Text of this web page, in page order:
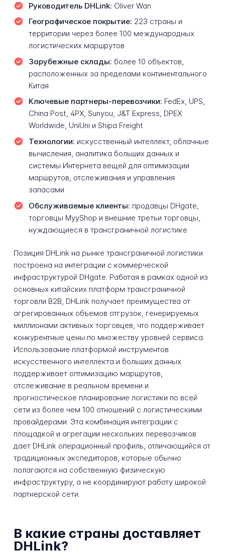
Руководитель DHLink: Oliver Wan
Географическое покрытие: 223 страны и
территории через более 100 международных
логистических маршрутов
Зарубежные склады: более 10 объектов,
расположенных за пределами континентального
Китая
Ключевые партнеры-перевозчики: FedEx, UPS,
China Post, 4PX, Sunyou, J&T Express, DPEX
Worldwide, UniUni и Shipa Freight
Технологии: искусственный интеллект, облачные
вычисления, аналитика больших данных и
системы Интернета вещей для оптимизации
маршрутов, отслеживания и управления
запасами
Обслуживаемые клиенты: продавцы DHgate,
торговцы MyyShop и внешние третьи торговцы,
нуждающиеся в трансграничной логистике
Позиция DHLink на рынке трансграничной логистики
построена на интеграции с коммерческой
инфраструктурой DHgate. Работая в рамках одной из
основных китайских платформ трансграничной
торговли B2B, DHLink получает преимущества от
агрегированных объемов отгрузок, генерируемых
миллионами активных торговцев, что поддерживает
конкурентные цены по множеству уровней сервиса.
Использование платформой инструментов
искусственного интеллекта и больших данных
поддерживает оптимизацию маршрутов,
отслеживание в реальном времени и
прогностическое планирование логистики по всей
сети из более чем 100 отношений с логистическими
провайдерами. Эта комбинация интеграции с
площадкой и агрегации нескольких перевозчиков
дает DHLink операционный профиль, отличающийся от
традиционных экспедиторов, которые обычно
полагаются на собственную физическую
инфраструктуру, а не координируют работу широкой
партнерской сети.
В какие страны доставляет
DHLink?